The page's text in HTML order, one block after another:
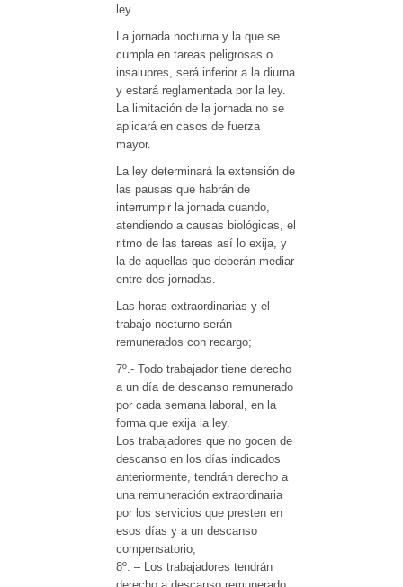
ley.
La jornada nocturna y la que se
cumpla en tareas peligrosas o
insalubres, será inferior a la diurna
y estará reglamentada por la ley.
La limitación de la jornada no se
aplicará en casos de fuerza
mayor.
La ley determinará la extensión de
las pausas que habrán de
interrumpir la jornada cuando,
atendiendo a causas biológicas, el
ritmo de las tareas así lo exija, y
la de aquellas que deberán mediar
entre dos jornadas.
Las horas extraordinarias y el
trabajo nocturno serán
remunerados con recargo;
7º.- Todo trabajador tiene derecho
a un día de descanso remunerado
por cada semana laboral, en la
forma que exija la ley.
Los trabajadores que no gocen de
descanso en los días indicados
anteriormente, tendrán derecho a
una remuneración extraordinaria
por los servicios que presten en
esos días y a un descanso
compensatorio;
8º. – Los trabajadores tendrán